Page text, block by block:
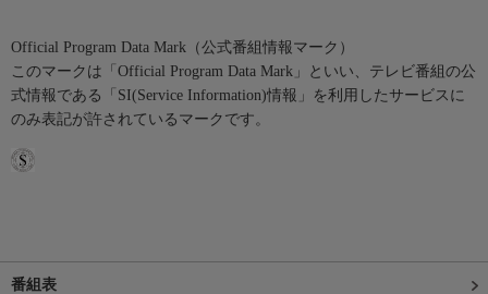
Official Program Data Mark（公式番組情報マーク）
このマークは「Official Program Data Mark」といい、テレビ番組の公
式情報である「SI(Service Information)情報」を利用したサービスに
のみ表記が許されているマークです。
番組表